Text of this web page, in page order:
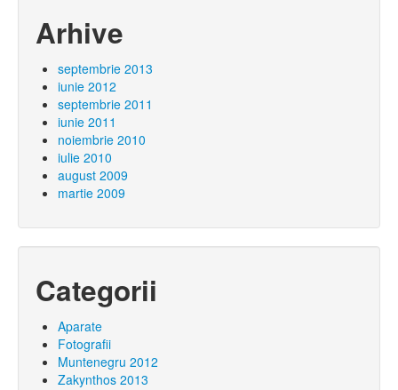
Arhive
septembrie 2013
iunie 2012
septembrie 2011
iunie 2011
noiembrie 2010
iulie 2010
august 2009
martie 2009
Categorii
Aparate
Fotografii
Muntenegru 2012
Zakynthos 2013